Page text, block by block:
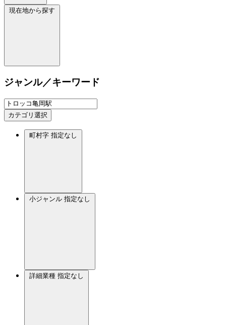
現在地から探す
ジャンル／キーワード
カテゴリ選択
町村字 指定なし
小ジャンル 指定なし
詳細業種 指定なし